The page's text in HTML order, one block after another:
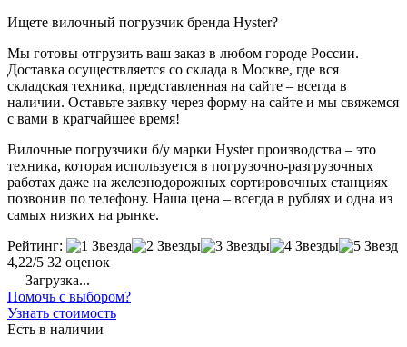
Ищете вилочный погрузчик бренда Hyster?
Мы готовы отгрузить ваш заказ в любом городе России.
Доставка осуществляется со склада в Москве, где вся
складская техника, представленная на сайте – всегда в
наличии. Оставьте заявку через форму на сайте и мы свяжемся
с вами в кратчайшее время!
Вилочные погрузчики б/у марки Hyster производства – это
техника, которая используется в погрузочно-разгрузочных
работах даже на железнодорожных сортировочных станциях
позвонив по телефону. Наша цена – всегда в рублях и одна из
самых низких на рынке.
Рейтинг:
4,22/5 32 оценок
Загрузка...
Помочь с выбором?
Узнать стоимость
Есть в наличии